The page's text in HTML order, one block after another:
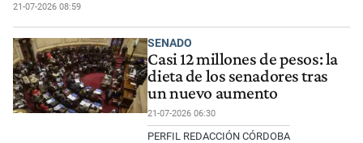
21-07-2026 08:59
SENADO
Casi 12 millones de pesos: la
dieta de los senadores tras
un nuevo aumento
21-07-2026 06:30
PERFIL REDACCIÓN CÓRDOBA